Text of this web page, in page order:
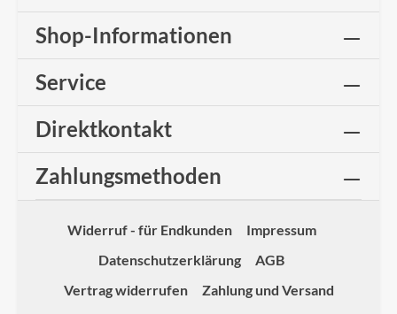
Shop-Informationen
Service
Direktkontakt
Zahlungsmethoden
Widerruf - für Endkunden
Impressum
Datenschutzerklärung
AGB
Vertrag widerrufen
Zahlung und Versand